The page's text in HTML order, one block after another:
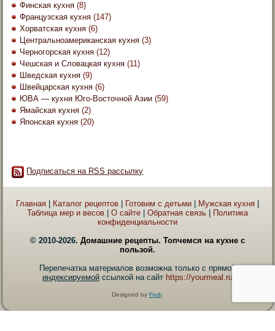
Финская кухня (8)
Французская кухня (147)
Хорватская кухня (6)
Центральноамериканская кухня (3)
Черногорская кухня (12)
Чешская и Словацкая кухня (11)
Шведская кухня (9)
Швейцарская кухня (6)
ЮВА — кухня Юго-Восточной Азии (59)
Ямайская кухня (2)
Японская кухня (20)
Подписаться на RSS рассылку
Главная Каталог рецептов Готовим с детьми Мужская кухня
Таблица мер и весов
О сайте Обратная связь
Политика
конфиденциальности
© 2010-2026. Домашние рецепты. Топчемся на кухне с
пользой.
Перепечатка материалов возможна только с прямой
индексируемой ссылкой на сайт https://yourmeal.ru
Designed by Fedr.